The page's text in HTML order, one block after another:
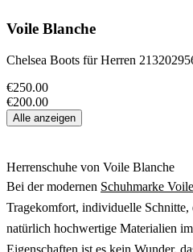
Voile Blanche
Chelsea Boots für Herren
€250.00
€200.00
Alle anzeigen
Herrenschuhe von Voile Blanche
Bei der modernen Schuhmarke
Tragekomfort, individuelle Schnitte,
natürlich hochwertige Materialien
Eigenschaften ist es kein Wunder,